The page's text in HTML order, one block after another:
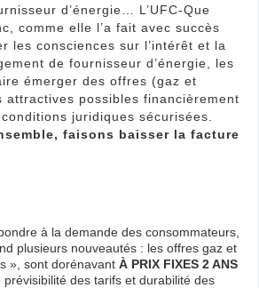
d’énergie… L’UFC-Que
comme elle l’a fait avec succès
les consciences sur l’intérêt et la
de fournisseur d’énergie, les
émerger des offres (gaz et
attractives possibles financièrement
juridiques sécurisées.
faisons baisser la facture
à la demande des consommateurs,
plusieurs nouveautés : les offres gaz et
», sont dorénavant À PRIX FIXES 2 ANS
des tarifs et durabilité des